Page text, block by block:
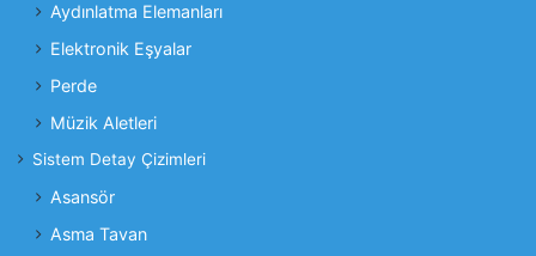
Aydınlatma Elemanları
Elektronik Eşyalar
Perde
Müzik Aletleri
Sistem Detay Çizimleri
Asansör
Asma Tavan